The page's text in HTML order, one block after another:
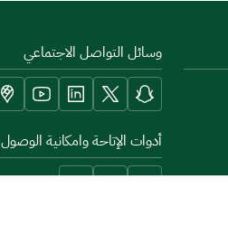
وسائل التواصل الاجتماعي
أدوات الإتاحة وامكانية الوصول